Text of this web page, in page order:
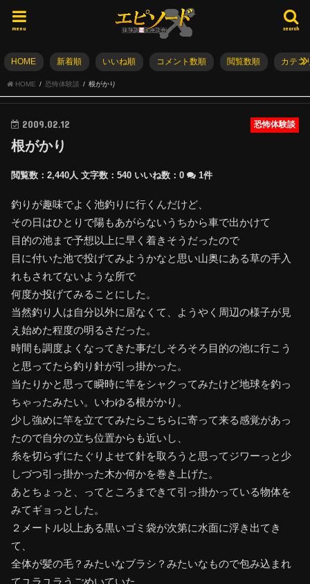
search
menu
HOME 新着順 いいね順 コメント数順 閲覧数順 カテゴ
HOME 恐怖体験談 根がかり
恐怖体験談
2009.02.12
根がかり
閲覧数：2,440人 文字数：540 いいね数：0 1件
釣りが趣味でよく池釣りに行くんだけど、
その日はひとりで陽もあがらないうちから車で出かけて
目的の池まで予想以上に早く着きそうだったので
目に付いた池で投げてみようかなと思い山奥にある草の手入
れもされてないような所で
何度か投げてみることにした。
当然釣り人は自分以外に居なくて、ようやく周辺の様子が見
え始めた程度の明るさだった。
時間も調度よくなってきた事だしそろそろ目的の池に行こう
と思ってたら釣り針が引っ掛かった。
当たりかと思って瞬時に竿をシャクってみたけど地球を釣っ
ちゃったみたい。いわゆる根がかり。
少し強めに竿を立ててみたらこちらに寄って来る感覚があっ
たので自分の立ち位置からも近いし、
糸を切らずにたぐりよせて針を取ろうと思ってジワーっと少
しづつ引っ掛かった木か何かを巻き上げた。
あとちょっと、ってところまできて引っ掛かっている物体を
みてギョっとした。
２メートル以上ある黒いゴミ袋が次第に水面に浮き出てき
て、
全体が髪の毛？みたいなブラシ？みたいなもので包み込まれ
てユラユラうごめいていた。